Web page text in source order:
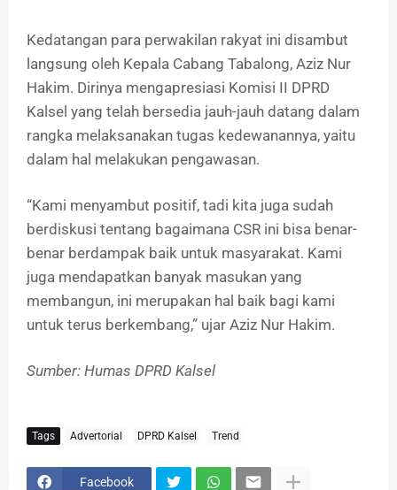
Kedatangan para perwakilan rakyat ini disambut
langsung oleh Kepala Cabang Tabalong, Aziz Nur
Hakim. Dirinya mengapresiasi Komisi II DPRD
Kalsel yang telah bersedia jauh-jauh datang dalam
rangka melaksanakan tugas kedewanannya, yaitu
dalam hal melakukan pengawasan.
“Kami menyambut positif, tadi kita juga sudah
berdiskusi tentang bagaimana CSR ini bisa benar-
benar berdampak baik untuk masyarakat. Kami
juga mendapatkan banyak masukan yang
membangun, ini merupakan hal baik bagi kami
untuk terus berkembang,” ujar Aziz Nur Hakim.
Sumber: Humas DPRD Kalsel
Tags Advertorial DPRD Kalsel Trend
Facebook